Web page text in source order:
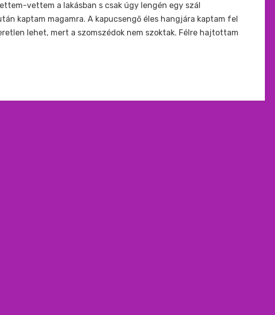
vettem a lakásban s csak úgy lengén egy szál
kaptam magamra. A kapucsengő éles hangjára kaptam fel
lehet, mert a szomszédok nem szoktak. Félre hajtottam